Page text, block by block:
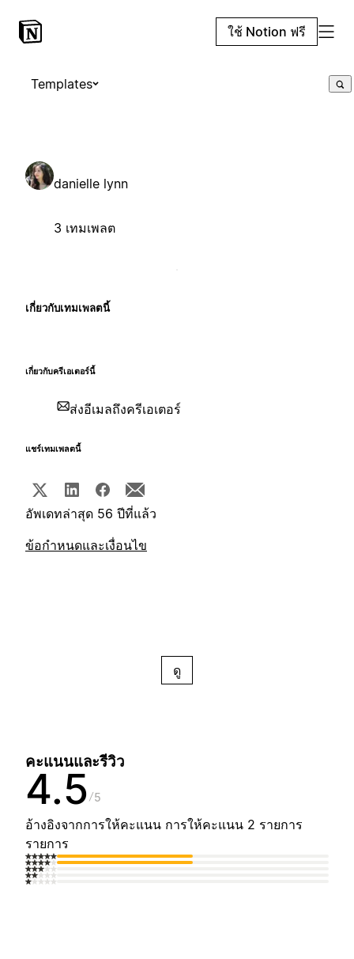
ใช้ Notion ฟรี
Templates
danielle lynn
3 เทมเพลต
เกี่ยวกับเทมเพลตนี้
เกี่ยวกับครีเอเตอร์นี้
ส่งอีเมลถึงครีเอเตอร์
แชร์เทมเพลตนี้
อัพเดทล่าสุด 56 ปีที่แล้ว
ข้อกำหนดและเงื่อนไข
ดู
คะแนนและรีวิว
4.5 5
อ้างอิงจากการให้คะแนน การให้คะแนน 2 รายการ
รายการ